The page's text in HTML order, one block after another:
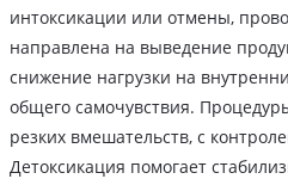
интоксикации или отмены,
направлена на выведение
снижение нагрузки на
общего самочувствия.
резких вмешательств, с
Детоксикация помогает